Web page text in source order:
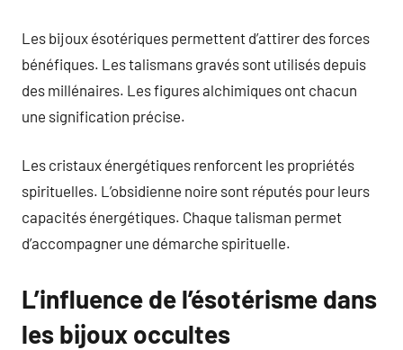
Les bijoux ésotériques permettent d’attirer des forces
bénéfiques. Les talismans gravés sont utilisés depuis
des millénaires. Les figures alchimiques ont chacun
une signification précise.
Les cristaux énergétiques renforcent les propriétés
spirituelles. L’obsidienne noire sont réputés pour leurs
capacités énergétiques. Chaque talisman permet
d’accompagner une démarche spirituelle.
L’influence de l’ésotérisme dans
les bijoux occultes